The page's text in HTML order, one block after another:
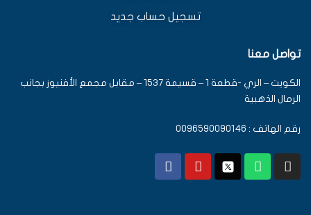
تسجيل حساب جديد
تواصل معنا
الكويت – الري -قطعة 1 – قسيمة 1537 – مقابل مجمع الأفنيوز بجانب
الرمال الذهبية
رقم الهاتف : 0096590090146